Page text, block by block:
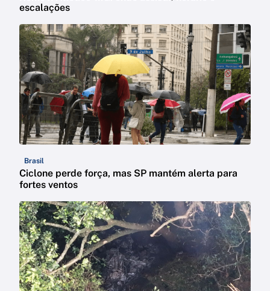
escalações
Brasil
Ciclone perde força, mas SP mantém alerta para
fortes ventos